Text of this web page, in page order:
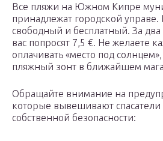
Все пляжи на Южном Кипре
принадлежат городской управе.
свободный и бесплатный. За
вас попросят 7,5 €. Не желаете
оплачивать «место под
пляжный зонт в ближайшем
Обращайте внимание на
которые вывешивают
собственной безопасности: